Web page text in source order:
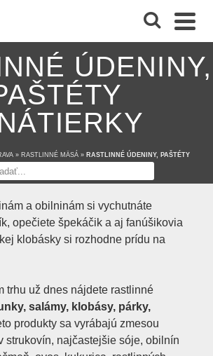
ÚDENINY,
» RASTLINNÉ MÄSÁ» RASTLINNÉ ÚDENINY, PAŠTÉTY
a obilninám si vychutnáte
opečiete špekáčik a aj fanúšikovia
klobásky si rozhodne prídu na
trhu už dnes nájdete rastlinné
salámy, klobásy, párky,
produkty sa vyrábajú zmesou
strukovín, najčastejšie sóje, obilnín